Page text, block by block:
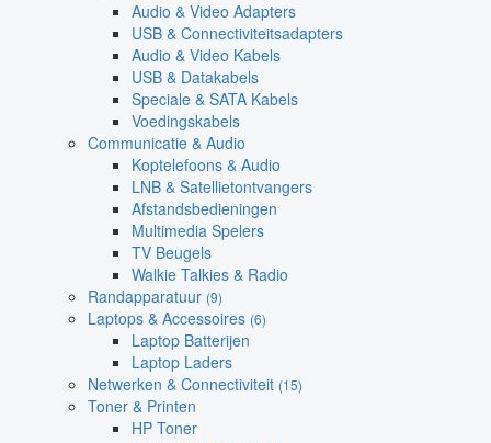
Audio & Video Adapters
USB & Connectiviteitsadapters
Audio & Video Kabels
USB & Datakabels
Speciale & SATA Kabels
Voedingskabels
Communicatie & Audio
Koptelefoons & Audio
LNB & Satellietontvangers
Afstandsbedieningen
Multimedia Spelers
TV Beugels
Walkie Talkies & Radio
Randapparatuur (9)
Laptops & Accessoires (6)
Laptop Batterijen
Laptop Laders
Netwerken & Connectiviteit (15)
Toner & Printen
HP Toner